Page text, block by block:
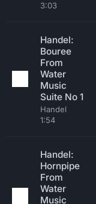
3:03
Handel:
Bouree
From
Water
Music
Suite No 1
Handel
1:54
Handel:
Hornpipe
From
Water
Music